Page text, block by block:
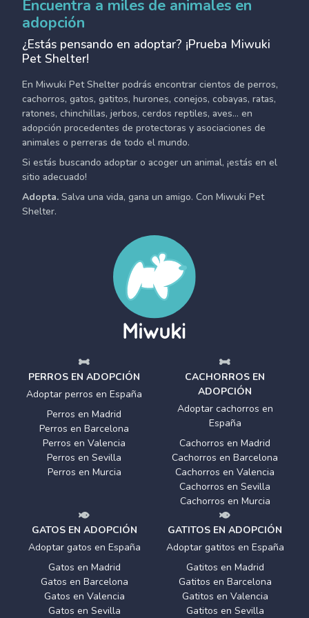
Encuentra a miles de animales en
adopción
¿Estás pensando en adoptar? ¡Prueba Miwuki
Pet Shelter!
En Miwuki Pet Shelter podrás encontrar cientos de perros,
cachorros, gatos, gatitos, hurones, conejos, cobayas, ratas,
ratones, chinchillas, jerbos, cerdos reptiles, aves... en
adopción procedentes de protectoras y asociaciones de
animales o perreras de todo el mundo.
Si estás buscando adoptar o acoger un animal, ¡estás en el
sitio adecuado!
Adopta. Salva una vida, gana un amigo. Con Miwuki Pet
Shelter.
PERROS EN ADOPCIÓN
Adoptar perros en España
Perros en Madrid
Perros en Barcelona
Perros en Valencia
Perros en Sevilla
Perros en Murcia
CACHORROS EN
ADOPCIÓN
Adoptar cachorros en
España
Cachorros en Madrid
Cachorros en Barcelona
Cachorros en Valencia
Cachorros en Sevilla
Cachorros en Murcia
GATOS EN ADOPCIÓN
Adoptar gatos en España
Gatos en Madrid
Gatos en Barcelona
Gatos en Valencia
Gatos en Sevilla
GATITOS EN ADOPCIÓN
Adoptar gatitos en España
Gatitos en Madrid
Gatitos en Barcelona
Gatitos en Valencia
Gatitos en Sevilla